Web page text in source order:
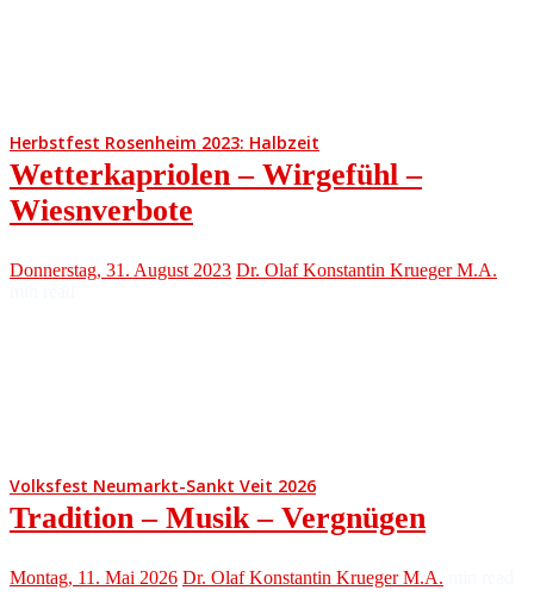
Herbstfest Rosenheim 2023: Halbzeit
Wetterkapriolen – Wirgefühl –
Wiesnverbote
Donnerstag, 31. August 2023 Dr. Olaf Konstantin Krueger M.A.
Volksfest Neumarkt-Sankt Veit 2026
Tradition – Musik – Vergnügen
Montag, 11. Mai 2026 Dr. Olaf Konstantin Krueger M.A.